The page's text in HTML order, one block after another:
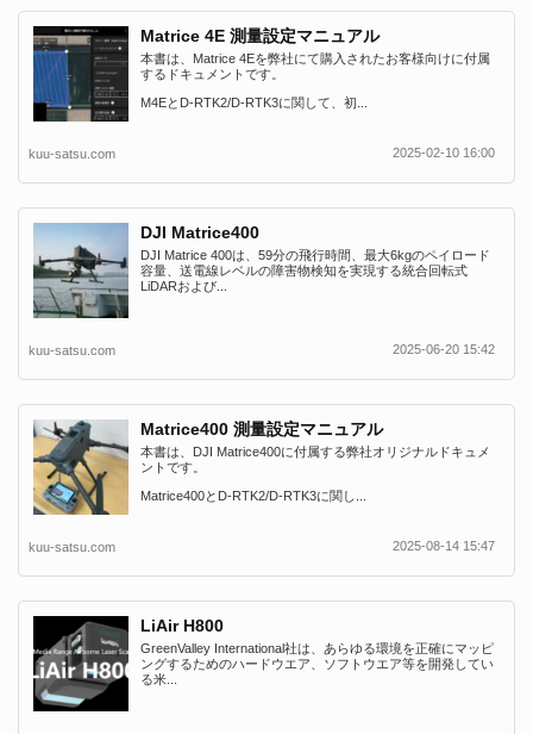
Matrice 4E 測量設定マニュアル
本書は、Matrice 4Eを弊社にて購入されたお客様向けに付属
するドキュメントです。
M4EとD-RTK2/D-RTK3に関して、初...
kuu-satsu.com 2025-02-10 16:00
DJI Matrice400
DJI Matrice 400は、59分の飛行時間、最大6kgのペイロード
容量、送電線レベルの障害物検知を実現する統合回転式
LiDARおよび...
kuu-satsu.com 2025-06-20 15:42
Matrice400 測量設定マニュアル
本書は、DJI Matrice400に付属する弊社オリジナルドキュメ
ントです。
Matrice400とD-RTK2/D-RTK3に関し...
kuu-satsu.com 2025-08-14 15:47
LiAir H800
GreenValley International社は、あらゆる環境を正確にマッピ
ングするためのハードウエア、ソフトウエア等を開発してい
る米...